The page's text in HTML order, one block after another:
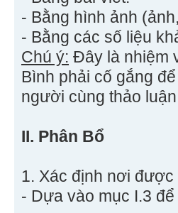
- Bằng hình ảnh
- Bằng các số liệu
Chú ý: Đây là nhiệm
Bình phải cố gắng
người cùng thảo
II. Phân Bổ
1. Xác định nơi được
- Dựa vào mục I.3